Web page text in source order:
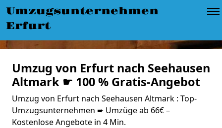
Umzugsunternehmen
Erfurt
Umzug von Erfurt nach Seehausen
Altmark ☛ 100 % Gratis-Angebot
Umzug von Erfurt nach Seehausen Altmark : Top-
Umzugsunternehmen ➨ Umzüge ab 66€ –
Kostenlose Angebote in 4 Min.